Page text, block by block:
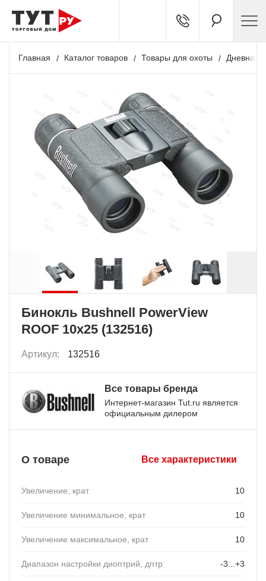
Главная Каталог товаров Товары для охоты Дневная
Бинокль Bushnell PowerView
ROOF 10x25 (132516)
Артикул: 132516
Все товары бренда
Интернет-магазин Tut.ru является
официальным дилером
О товаре Все характеристики
Увеличение, крат 10
Увеличение минимальное, крат 10
Увеличение максимальное, крат 10
Диапазон настройки диоптрий, дптр -3...+3